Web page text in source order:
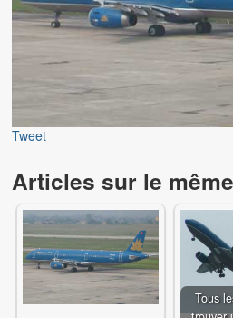
Avec ce programme
Découverte fascinante du
Séjour relaxant et
Idées voyages
Modules de voyage faciles et
Vĩnh Long & Cần Thơ (2 jours
Le delta du Mékong en bref
Ile de Côn Đảo (3 jours / 2
Tweet
Articles sur le
Tous